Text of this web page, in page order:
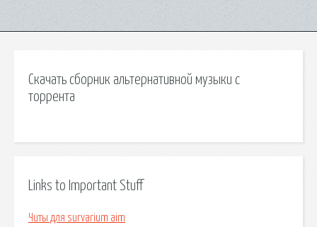
Скачать сборник альтернативной музыки с
торрента
Links to Important Stuff
Читы для survarium aim